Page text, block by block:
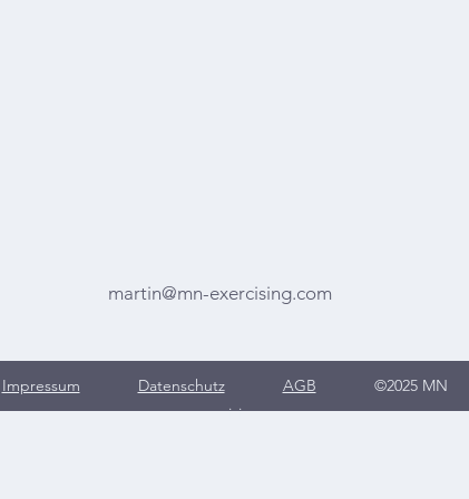
martin@mn-exercising.com
Impressum Datenschutz AGB ©2025 MN
exercising